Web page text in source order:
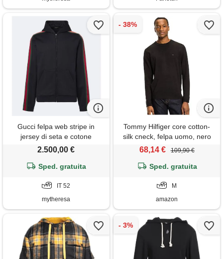
Gucci felpa web stripe in
jersey di seta e cotone
2.500,00 €
Sped. gratuita
IT 52
mytheresa
Tommy Hilfiger core cotton-
silk cneck, felpa uomo, nero
(flag black 032), medium
68,14 € 109,90 €
Sped. gratuita
M
amazon